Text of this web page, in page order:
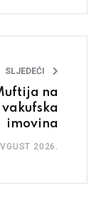
SLJEDEĆI
na
imovina
2026.